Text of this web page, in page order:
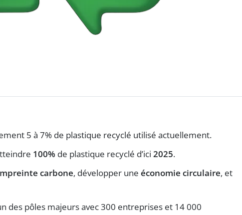
5 à 7% de plastique recyclé utilisé actuellement.
100% de plastique recyclé d’ici 2025.
carbone, développer une économie circulaire, et
des pôles majeurs avec 300 entreprises et 14 000